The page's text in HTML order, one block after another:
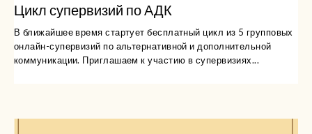
Цикл супервизий по АДК
В ближайшее время стартует бесплатный цикл из 5 групповых
онлайн-супервизий по альтернативной и дополнительной
коммуникации. Приглашаем к участию в супервизиях...